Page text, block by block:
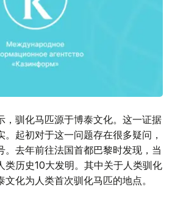
，驯化马匹源于博泰文化。这一证据
。起初对于这一问题存在很多疑问，
。去年前往法国首都巴黎时发现，当
类历史10大发明。其中关于人类驯化
化为人类首次驯化马匹的地点。